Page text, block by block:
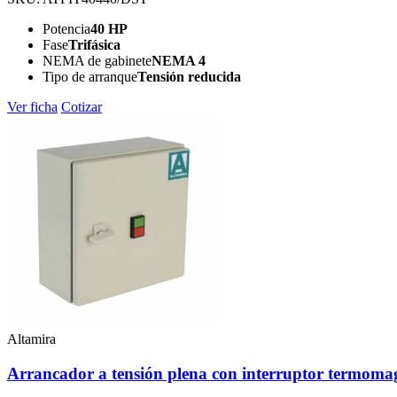
Potencia40 HP
FaseTrifásica
NEMA de gabineteNEMA 4
Tipo de arranqueTensión reducida
Ver ficha Cotizar
Altamira
Arrancador a tensión plena con interruptor